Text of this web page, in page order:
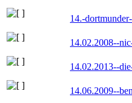
14.-
14.02.2008--
14.02.2013--
14.06.2009--